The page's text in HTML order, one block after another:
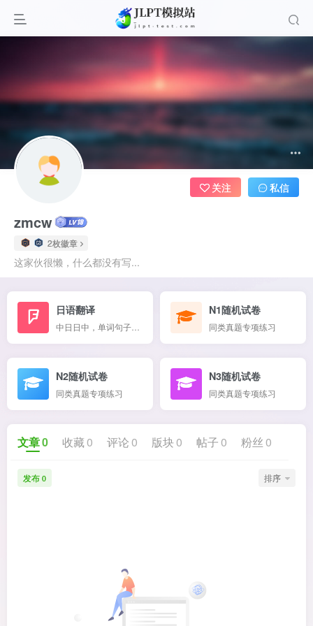
zmcw
2枚徽章
这家伙很懒，什么都没有写...
关注 私信
日语翻译 N1随机试卷
同类真题专项练习
N2随机试卷
同类真题专项练习
N3随机试卷
同类真题专项练习
文章0 收藏 0 评论 0 版块 0 帖子 0 粉丝 0
发布 0 排序